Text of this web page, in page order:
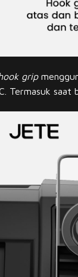
grip
Termasuk